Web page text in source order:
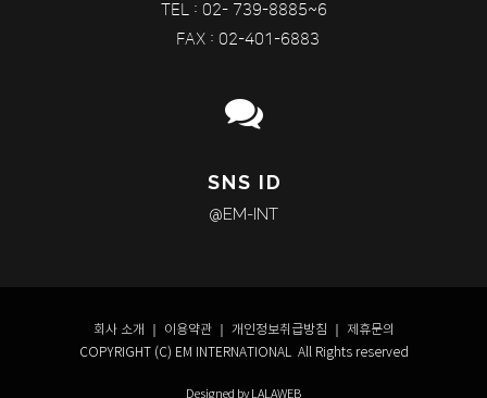
TEL : 02- 739-8885~6
FAX : 02-401-6883
SNS ID
@EM-INT
회사 소개 이용약관 개인정보취급방침
제휴문의
COPYRIGHT (C) EM INTERNATIONAL All Rights reserved
Designed by LALAWEB